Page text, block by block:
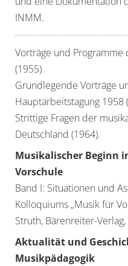
INMM.
Vorträge und Programme
(1955).
Grundlegende Vorträge
Hauptarbeitstagung 1958
Strittige Fragen der
Deutschland (1964).
Musikalischer Beginn
Vorschule
Band I: Situationen und
Kolloquiums „Musik für
Struth, Bärenreiter-
Aktualität und
Musikpädagogik